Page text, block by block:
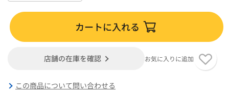
カートに入れる
店舗の在庫を確認 お気に入りに追加
この商品について問い合わせる